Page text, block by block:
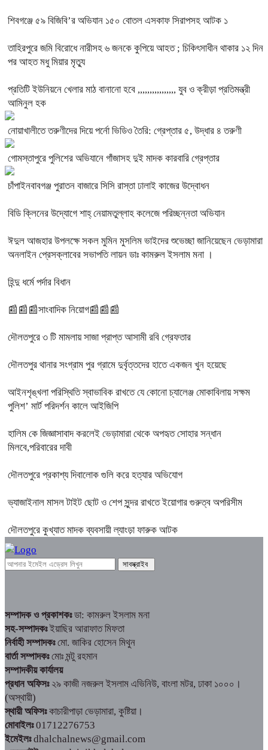
শিবগঞ্জে ৫৯ বিজিবি’র অভিযান ১৫০ বোতল এসকাফ সিরাপসহ আটক ১
তাহিরপুরে জমি বিরোধে নারীসহ ৬ জনকে কুপিয়ে আহত ; চিকিৎসাধীন থাকার ১২ দিন
পর আহত মধু মিয়ার মৃত্যু
প্রতিটি ইউনিয়নে খেলার মাঠ বানানো হবে ,,,,,,,,,,,,,,,, যুব ও ক্রীড়া প্রতিমন্ত্রী
আমিনুল হক
নোয়াখালীতে তরুণীদের দিয়ে পর্নো ভিডিও তৈরি: গ্রেপ্তার ৫, উদ্ধার ৪ তরুণী
গোমস্তাপুরে পুলিশের অভিযানে গাঁজাসহ দুই মাদক কারবারি গ্রেপ্তার
চাঁপাইনবাবগঞ্জ পুরাতন বাজারে সিসি রাস্তা ঢালাই কাজের উদ্বোধন
বিডি ক্লিনের উদ্যোগে শাহ্ নেয়ামতুল্লাহ কলেজে পরিচ্ছন্নতা অভিযান
ঈদুল আজহার উপলক্ষে সকল মুমিন মুসলিম ভাইদের শুভেচ্ছা জানিয়েছেন ভেড়ামারা
অনলাইন প্রেসক্লাবের সভাপতি লায়ন ডাঃ কামরুল ইসলাম মনা ।
হিন্দু ধর্মে পর্দার বিধান
📰📰📰সাংবাদিক নিয়োগ📰📰📰
দৌলতপুরে ৩ টি মামলায় সাজা প্রাপ্ত আসামী রবি গ্রেফতার
দৌলতপুর থানার সংগ্রাম পুর গ্রামে দুর্বৃত্তদের হাতে একজন খুন হয়েছে
আইনশৃঙ্খলা পরিস্থিতি স্বাভাবিক রাখতে যে কোনো চ্যালেঞ্জ মোকাবিলায় সক্ষম
পুলিশ’ মার্ট পরিদর্শন কালে আইজিপি
হালিম কে জিজ্ঞাসাবাদ করলেই ভেড়ামারা থেকে অপহৃত সোহার সন্ধান
মিলবে,পরিবারের দাবী
দৌলতপুরে প্রকাশ্য দিবালোক গুলি করে হত্যার অভিযোগ
ভ্যাজাইনাল মাসল টাইট ছোট ও শেপ সুন্দর রাখতে ইয়োগার গুরুত্ব অপরিসীম
দৌলতপুরে কুখ্যাত মাদক ব্যবসায়ী ল্যাংড়া ফারুক আটক
সম্পাদক ও প্রকাশকঃডা: কামরুল ইসলাম মনা
সহ-সম্পাদকঃইয়াছির আরাফাত মিফতা
নির্বাহী সম্পাদকঃমো. জাকির হোসেন মিথুন
বার্তা সম্পাদকঃমোঃ মন্টু রহমান
সম্পাদকীয় কার্যালয়
প্রধান অফিসঃ২৯ কাজী নজরুল ইসলাম এভিনিউ, বাংলা মটর, ঢাকা ১০০০।
(অস্থায়ী)
স্থায়ী অফিসঃকাচারীপাড়া ভেড়ামারা, কুষ্টিয়া।
মোবাইলঃ01712276753
ইমেইলঃdhalchalnews@gmail.com